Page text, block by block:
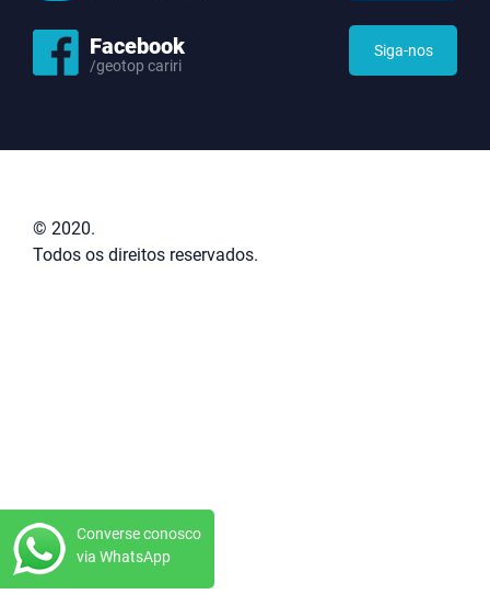
Facebook
/geotop cariri
Siga-nos
© 2020.
Todos os direitos reservados.
Converse conosco
via WhatsApp